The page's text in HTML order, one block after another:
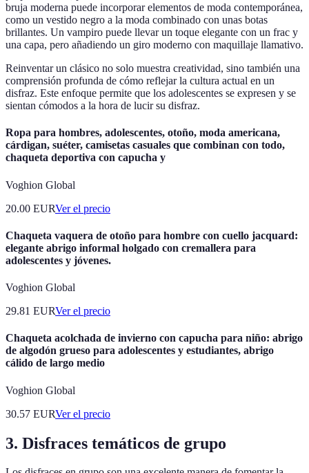
bruja moderna puede incorporar elementos de moda contemporánea,
como un vestido negro a la moda combinado con unas botas
brillantes. Un vampiro puede llevar un toque elegante con un frac y
una capa, pero añadiendo un giro moderno con maquillaje llamativo.
Reinventar un clásico no solo muestra creatividad, sino también una
comprensión profunda de cómo reflejar la cultura actual en un
disfraz. Este enfoque permite que los adolescentes se expresen y se
sientan cómodos a la hora de lucir su disfraz.
Ropa para hombres, adolescentes, otoño, moda americana,
cárdigan, suéter, camisetas casuales que combinan con todo,
chaqueta deportiva con capucha y
Voghion Global
20.00 EURVer el precio
Chaqueta vaquera de otoño para hombre con cuello jacquard:
elegante abrigo informal holgado con cremallera para
adolescentes y jóvenes.
Voghion Global
29.81 EURVer el precio
Chaqueta acolchada de invierno con capucha para niño: abrigo
de algodón grueso para adolescentes y estudiantes, abrigo
cálido de largo medio
Voghion Global
30.57 EURVer el precio
3. Disfraces temáticos de grupo